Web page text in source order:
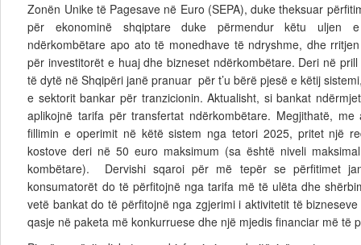
Zonën Unike të Pagesave në Euro (SEPA), duke theksuar
për ekonominë shqiptare duke përmendur këtu uljen
ndërkombëtare apo ato të monedhave të ndryshme, dhe
për investitorët e huaj dhe bizneset ndërkombëtare. Deri në
të dytë në Shqipëri janë pranuar për t’u bërë pjesë e këtij
e sektorit bankar për tranzicionin. Aktualisht, si bankat
aplikojnë tarifa për transfertat ndërkombëtare. Megjithatë, me
fillimin e operimit në këtë sistem nga tetori 2025, pritet një
kostove deri në 50 euro maksimum (sa është niveli
kombëtare). Dervishi sqaroi për më tepër se përfitimet
konsumatorët do të përfitojnë nga tarifa më të ulëta dhe
vetë bankat do të përfitojnë nga zgjerimi i aktivitetit të
qasje në paketa më konkurruese dhe një mjedis financiar më të